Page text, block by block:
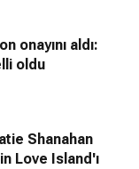
onayını aldı:
oldu
Shanahan
Love Island'ı